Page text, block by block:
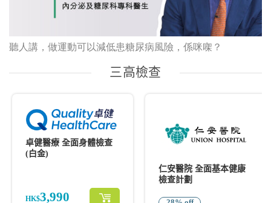
聽人講，做運動可以減低患糖尿病風險，係咪㗎？